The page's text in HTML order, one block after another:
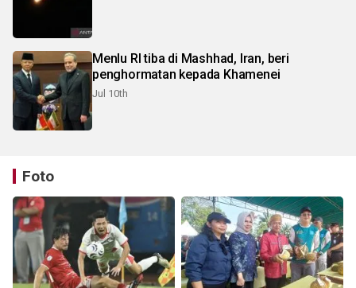
Menlu RI tiba di Mashhad, Iran, beri
penghormatan kepada Khamenei
Jul 10th
Foto